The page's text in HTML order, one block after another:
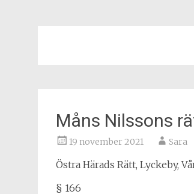
Måns Nilssons
19 november 2021 Sara
Östra Härads Rätt, Lyckeby,
§ 166